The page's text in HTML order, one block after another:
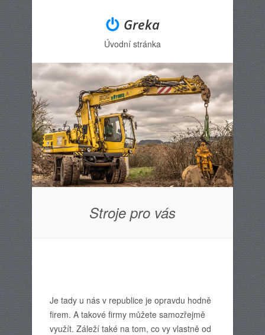
Greka
Skip to contentÚvodní stránka
Stroje pro vás
Je tady u nás v republice je opravdu hodně
firem. A takové firmy můžete samozřejmě
využít. Záleží také na tom, co vy vlastně od